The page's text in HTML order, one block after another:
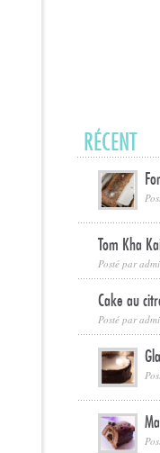
RÉCENT
Tom Kha
Posté par
Cake au
Posté par